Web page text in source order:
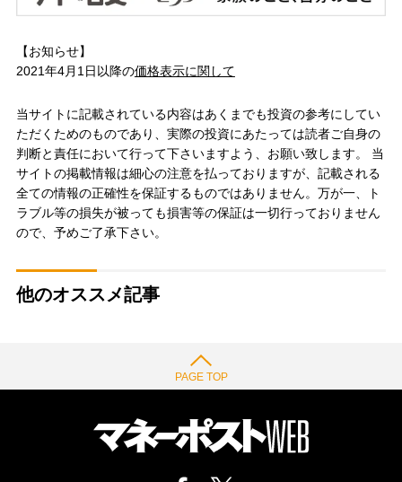
【お知らせ】
2021年4月1日以降の価格表示に関して
当サイトに記載されている内容はあくまでも投資の参考にしてい
ただくためのものであり、実際の投資にあたっては読者ご自身の
判断と責任において行って下さいますよう、お願い致します。 当
サイトの掲載情報は細心の注意を払っておりますが、記載される
全ての情報の正確性を保証するものではありません。万が一、ト
ラブル等の損失が被っても損害等の保証は一切行っておりません
ので、予めご了承下さい。
他のオススメ記事
PAGE TOP